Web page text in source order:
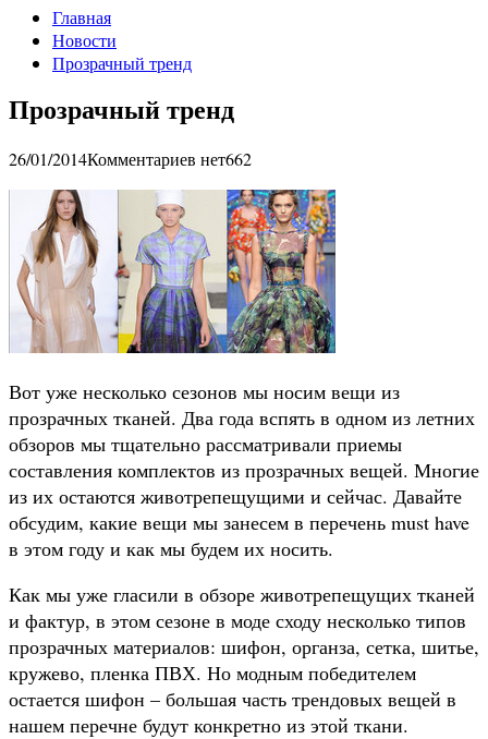
Главная
Новости
Прозрачный тренд
Прозрачный тренд
26/01/2014Комментариев нет662
Вот уже несколько сезонов мы носим вещи из
прозрачных тканей. Два года вспять в одном из летних
обзоров мы тщательно рассматривали приемы
составления комплектов из прозрачных вещей. Многие
из их остаются животрепещущими и сейчас. Давайте
обсудим, какие вещи мы занесем в перечень must have
в этом году и как мы будем их носить.
Как мы уже гласили в обзоре животрепещущих тканей
и фактур, в этом сезоне в моде сходу несколько типов
прозрачных материалов: шифон, органза, сетка, шитье,
кружево, пленка ПВХ. Но модным победителем
остается шифон – большая часть трендовых вещей в
нашем перечне будут конкретно из этой ткани.